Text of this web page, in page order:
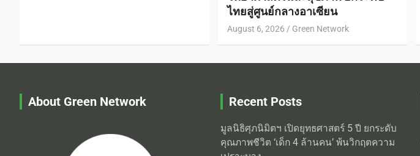
August 6, 2026 Green Network
มูลนิธิศุภนิมิตฯ เปิดยุทธศาสตร์ 5 ปี ยกระดับ
คุณภาพชีวิต ‘เด็ก 4 ล้านคน’ พ้นวิกฤตความ
เปราะบาง